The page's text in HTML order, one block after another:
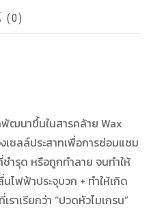
(0)
ฒนาขึ้นในสารคล้าย Wax
เซลล์ประสาทเพื่อการซ่อมแซม
ำรุด หรือถูกทำลาย จนทำให้
ไฟฟ้าประจุบวก + ทำให้เกิด
าเรียกว่า “ปวดหัวไมเกรน”